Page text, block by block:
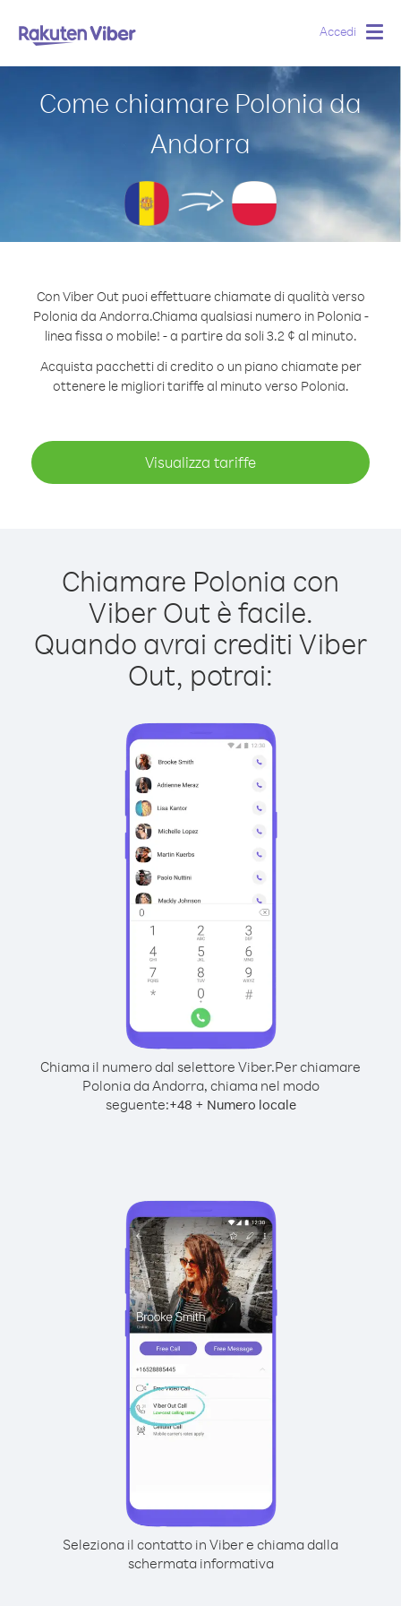
Accedi
Come chiamare Polonia da
Andorra
Con Viber Out puoi effettuare chiamate di qualità verso
Polonia da Andorra.Chiama qualsiasi numero in Polonia -
linea fissa o mobile! - a partire da soli 3.2 ¢ al minuto.
Acquista pacchetti di credito o un piano chiamate per
ottenere le migliori tariffe al minuto verso Polonia.
Visualizza tariffe
Chiamare Polonia con
Viber Out è facile.
Quando avrai crediti Viber
Out, potrai:
Chiama il numero dal selettore Viber.Per chiamare
Polonia da Andorra, chiama nel modo
seguente:+48 + Numero locale
Seleziona il contatto in Viber e chiama dalla
schermata informativa